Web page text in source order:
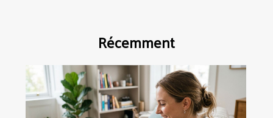
Récemment